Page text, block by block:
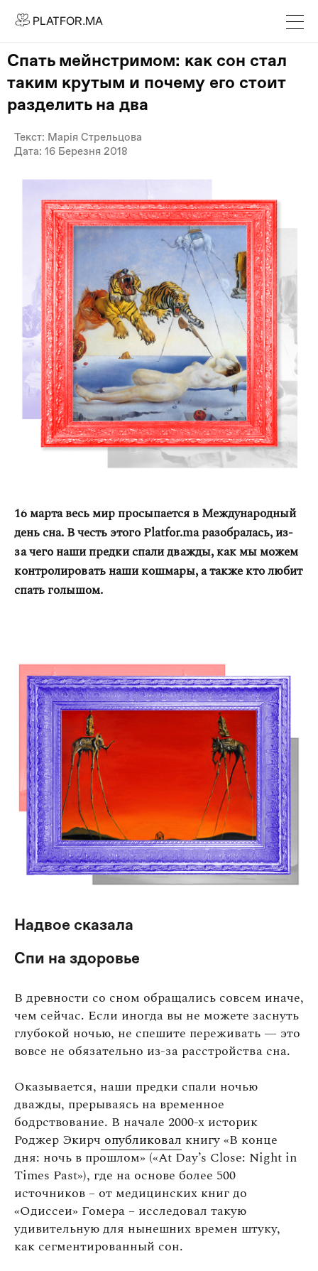
PLATFOR.MA
PLATFOR.MA
Контакти
Редакційна політика
АГЕНЦІЯ
Про агенцію
Кейси
МАГАЗИН
Каталог
Оплата та доставка
Повернення та обмін
Публічна оферта
Про магазин
КРЕЗЮМЕ
Про сервіс
Спать мейнстримом: как сон стал
таким крутым и почему его стоит
разделить на два
Текст: Марія Стрельцова
Дата: 16 Березня 2018
16 марта весь мир просыпается в Международный
день сна. В честь этого Platfor.ma разобралась, из-
за чего наши предки спали дважды, как мы можем
контролировать наши кошмары, а также кто любит
спать голышом.
Надвое сказала
Спи на здоровье
В древности со сном обращались совсем иначе,
чем сейчас. Если иногда вы не можете заснуть
глубокой ночью, не спешите переживать — это
вовсе не обязательно из-за расстройства сна.
Оказывается, наши предки спали ночью
дважды, прерываясь на временное
бодрствование. В начале 2000-х историк
Роджер Экирч опубликовал книгу «В конце
дня: ночь в прошлом» («At Day’s Close: Night in
Times Past»), где на основе более 500
источников – от медицинских книг до
«Одиссеи» Гомера – исследовал такую
удивительную для нынешних времен штуку,
как сегментированный сон.